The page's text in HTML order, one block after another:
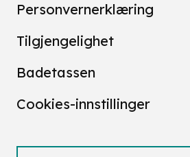
Personvernerklæring
Tilgjengelighet
Badetassen
Cookies-innstillinger